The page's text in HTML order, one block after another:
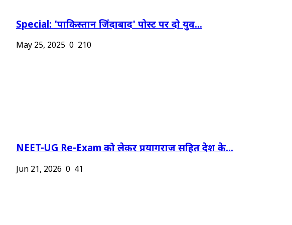
Special: 'पाकिस्तान जिंदाबाद' पोस्ट पर दो युव...
May 25, 2025 0 210
NEET-UG Re-Exam को लेकर प्रयागराज सहित देश के...
Jun 21, 2026 0 41